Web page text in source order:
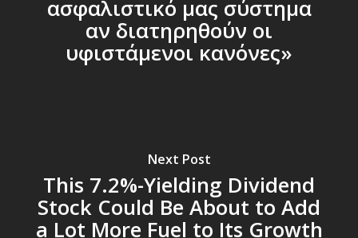
ασφαλιστικό μας σύστημα
αν διατηρηθούν οι
υφιστάμενοι κανόνες»
Next Post
This 7.2%-Yielding Dividend
Stock Could Be About to Add
a Lot More Fuel to Its Growth